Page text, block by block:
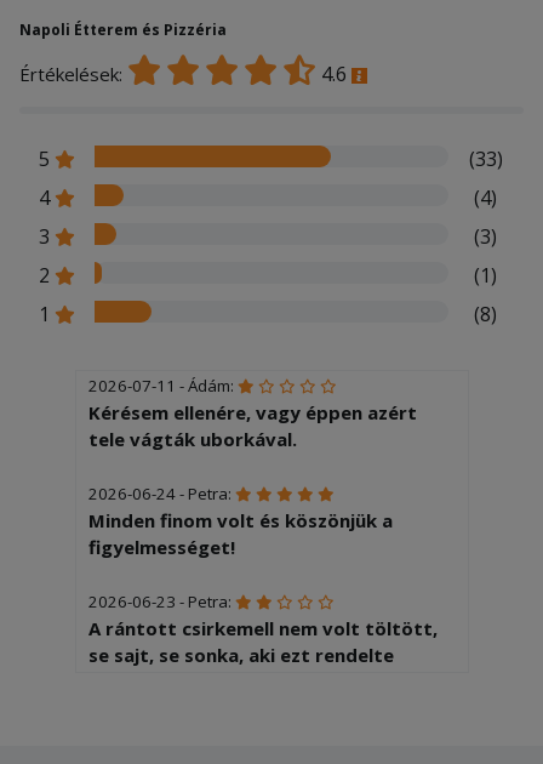
Napoli Étterem és Pizzéria
Értékelések: 4.6
5
(33)
4
(4)
3
(3)
2
(1)
1
(8)
2026-07-11 - Ádám:
Kérésem ellenére, vagy éppen azért
tele vágták uborkával.
2026-06-24 - Petra:
Minden finom volt és köszönjük a
figyelmességet!
2026-06-23 - Petra:
A rántott csirkemell nem volt töltött,
se sajt, se sonka, aki ezt rendelte